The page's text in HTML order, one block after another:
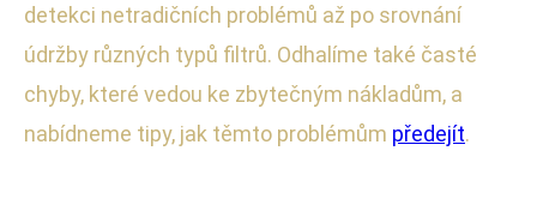
detekci netradičních problémů až po srovnání
údržby různých typů filtrů. Odhalíme také časté
chyby, které vedou ke zbytečným nákladům, a
nabídneme tipy, jak těmto problémům předejít.